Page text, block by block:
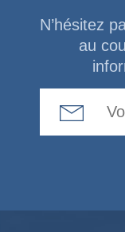
N’hésitez
au